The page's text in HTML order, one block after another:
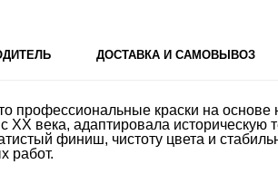
ДОСТАВКА И САМОВЫВОЗ
профессиональные краски на
века, адаптировала историческую
финиш, чистоту цвета и
работ.